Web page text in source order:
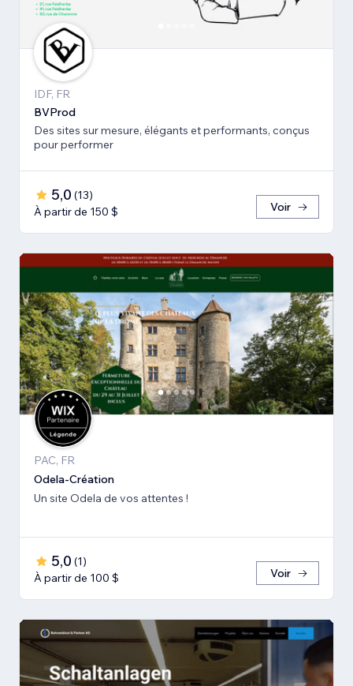
IDF, FR
BVProd
Des sites sur mesure, élégants et performants, conçus
pour performer
5,0 (13)
À partir de 150 $
Voir
PAC, FR
Odela-Création
Un site Odela de vos attentes !
5,0 (1)
À partir de 100 $
Voir